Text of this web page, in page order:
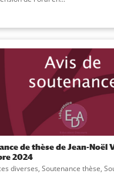
de thèse de Jean-Noël
2024
diverses, Soutenance thèse,